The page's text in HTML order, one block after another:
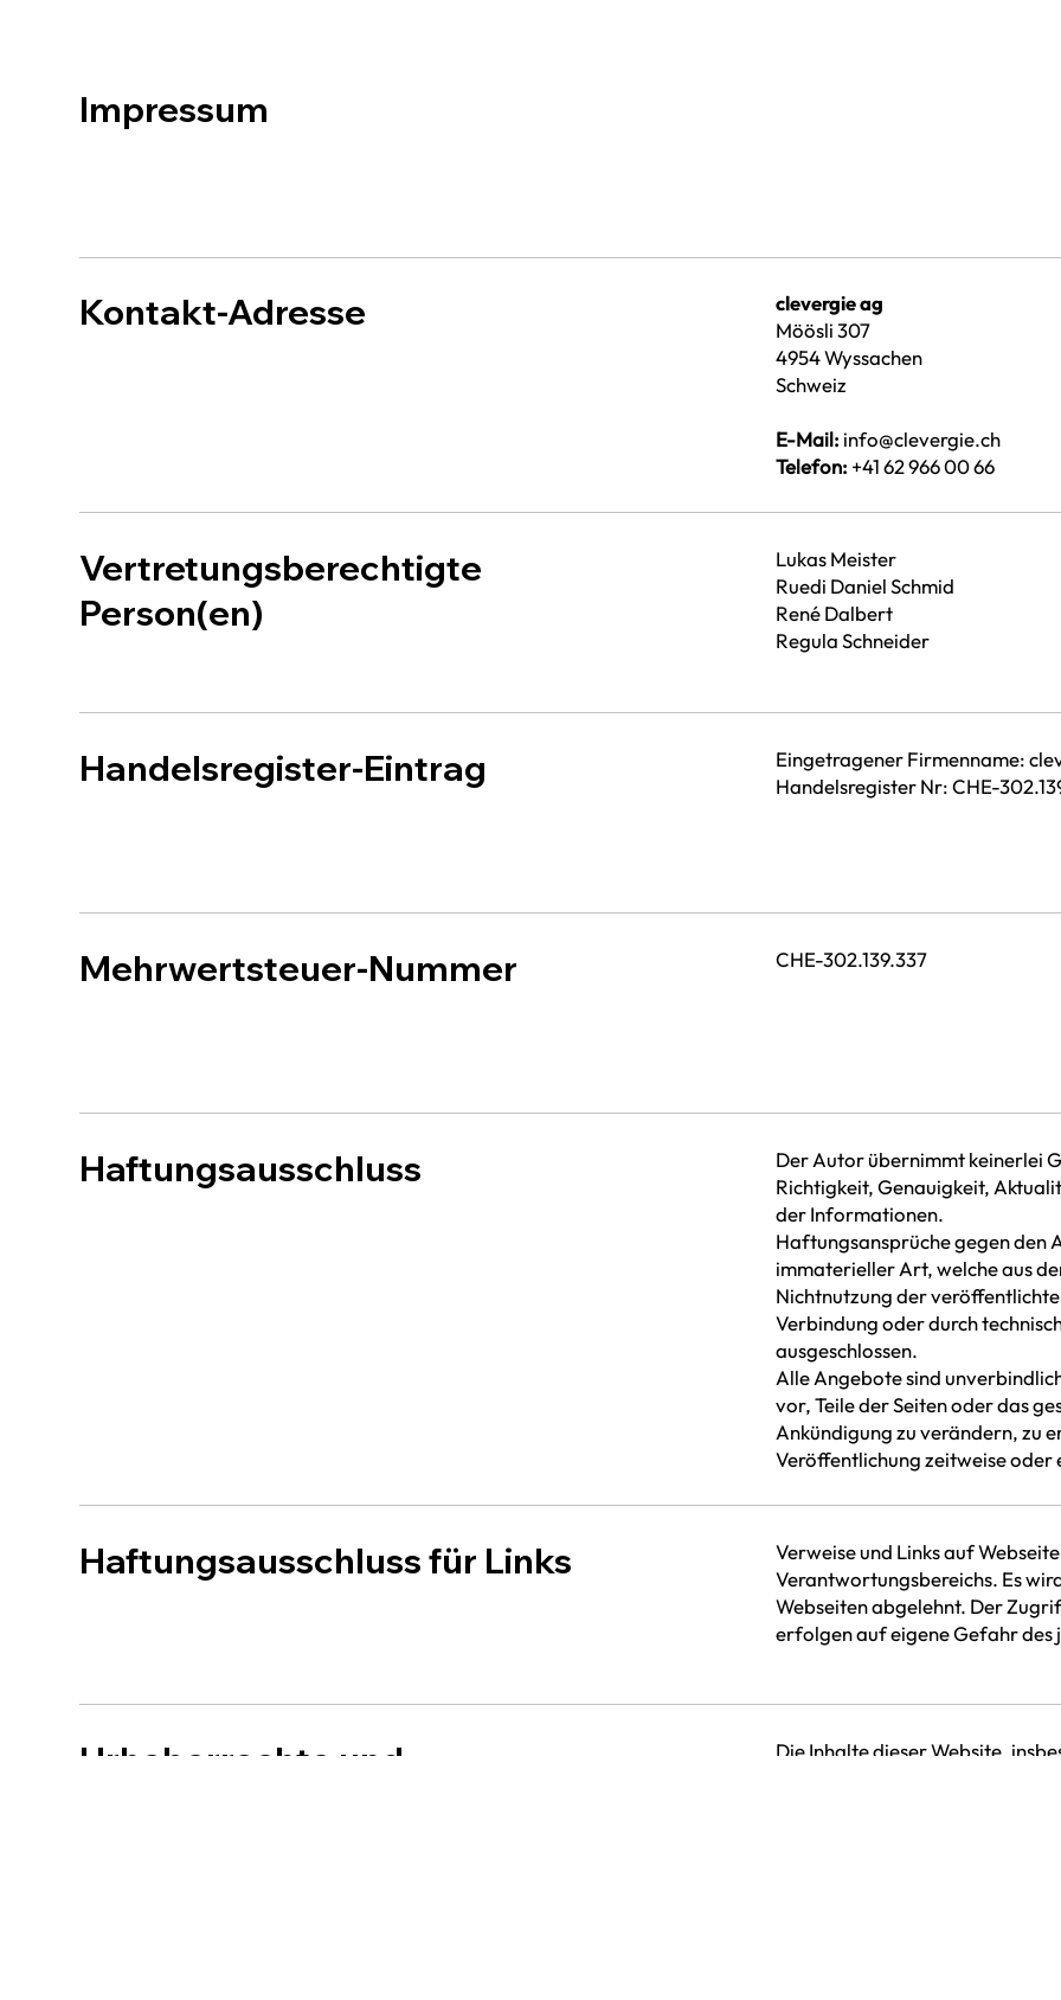
Impressum
Kontakt-Adresse
clevergie ag
Möösli 307
4954 Wyssachen
Schweiz
E-Mail: info@clevergie.ch
Telefon: +41 62 966 00 66
Vertretungsberechtigte
Person(en)
Lukas Meister
Ruedi Daniel Schmid
René Dalbert
Regula Schneider
Handelsregister-Eintrag
Eingetragener Firmenname:
Handelsregister Nr: CHE-
Mehrwertsteuer-Nummer CHE-302.139.337
Haftungsausschluss
Der Autor übernimmt keinerlei
Richtigkeit, Genauigkeit,
der Informationen.
Haftungsansprüche gegen den
immaterieller Art, welche aus
Nichtnutzung der
Verbindung oder durch
ausgeschlossen.
Alle Angebote sind
vor, Teile der Seiten oder das
Ankündigung zu verändern, zu
Veröffentlichung zeitweise oder
Haftungsausschluss für Links
Verweise und Links auf
Verantwortungsbereichs. Es
Webseiten abgelehnt. Der
erfolgen auf eigene Gefahr des
Urheberrechte und
Die Inhalte dieser Website,